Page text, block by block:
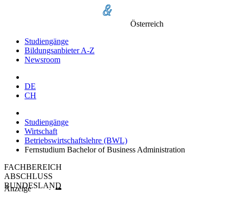
Österreich
Studiengänge
Bildungsanbieter A-Z
Newsroom
DE
CH
Studiengänge
Wirtschaft
Betriebswirtschaftslehre (BWL)
Fernstudium Bachelor of Business Administration
FACHBEREICH
ABSCHLUSS
BUNDESLAND
Anzeige